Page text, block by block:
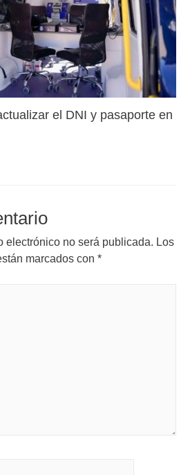
el DNI y pasaporte en
electrónico no será publicada. Los
marcados con *